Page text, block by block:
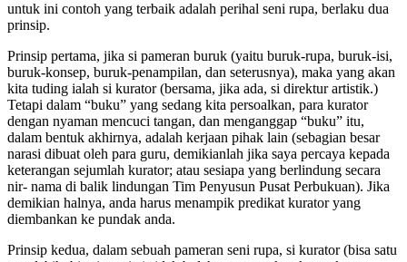
untuk ini contoh yang terbaik adalah perihal seni rupa, berlaku dua
prinsip.
Prinsip pertama, jika si pameran buruk (yaitu buruk-rupa, buruk-isi,
buruk-konsep, buruk-penampilan, dan seterusnya), maka yang akan
kita tuding ialah si kurator (bersama, jika ada, si direktur artistik.)
Tetapi dalam “buku” yang sedang kita persoalkan, para kurator
dengan nyaman mencuci tangan, dan menganggap “buku” itu,
dalam bentuk akhirnya, adalah kerjaan pihak lain (sebagian besar
narasi dibuat oleh para guru, demikianlah jika saya percaya kepada
keterangan sejumlah kurator; atau sesiapa yang berlindung secara
nir- nama di balik lindungan Tim Penyusun Pusat Perbukuan). Jika
demikian halnya, anda harus menampik predikat kurator yang
diembankan ke pundak anda.
Prinsip kedua, dalam sebuah pameran seni rupa, si kurator (bisa satu